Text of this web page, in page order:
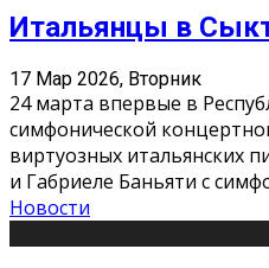
Итальянцы в
17 Мар 2026, Вторник
24 марта впервые в
симфонической
виртуозных итальянских
и Габриеле Баньяти с
Новости